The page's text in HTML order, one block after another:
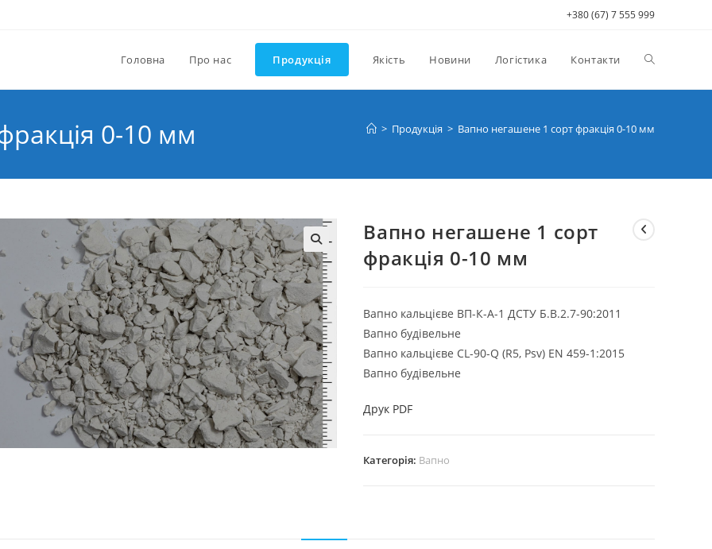
+380 (67) 7 555 999
Головна Про нас Продукція Якість Новини Логістика Контакти Перемкнути
на
веб-
0-10 мм > Продукція > Вапно негашене 1 сорт фракція 0-10 мм
Вапно негашене 1 сорт
фракція 0-10 мм
Вапно кальцієве ВП-К-А-1 ДСТУ Б.В.2.7-90:2011
Вапно будівельне
Вапно кальцієве CL-90-Q (R5, Psv) EN 459-1:2015
Вапно будівельне
Друк PDF
Категорія: Вапно